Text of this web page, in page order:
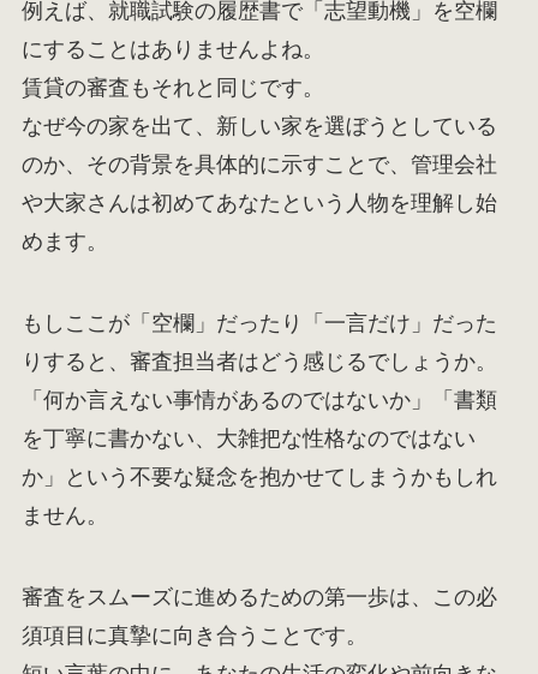
例えば、就職試験の履歴書で「志望動機」を空欄
にすることはありませんよね。
賃貸の審査もそれと同じです。
なぜ今の家を出て、新しい家を選ぼうとしている
のか、その背景を具体的に示すことで、管理会社
や大家さんは初めてあなたという人物を理解し始
めます。
もしここが「空欄」だったり「一言だけ」だった
りすると、審査担当者はどう感じるでしょうか。
「何か言えない事情があるのではないか」「書類
を丁寧に書かない、大雑把な性格なのではない
か」という不要な疑念を抱かせてしまうかもしれ
ません。
審査をスムーズに進めるための第一歩は、この必
須項目に真摯に向き合うことです。